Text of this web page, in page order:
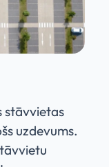
stāvvietas
uzdevums.